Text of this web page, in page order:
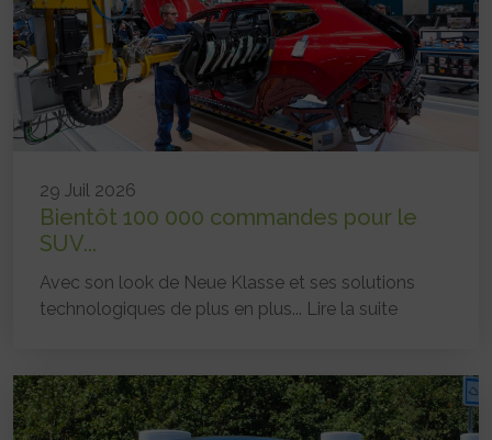
29 Juil 2026
Bientôt 100 000 commandes pour le
SUV...
Avec son look de Neue Klasse et ses solutions
technologiques de plus en plus... Lire la suite